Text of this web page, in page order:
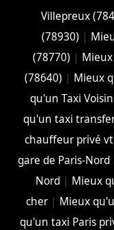
Villepreux
(78930) |
(78770) |
(78640) | Mieux
qu'un Taxi
qu'un taxi
chauffeur privé
gare de Paris-Nord
Nord| Mieux
cher | Mieux
qu'un taxi Paris